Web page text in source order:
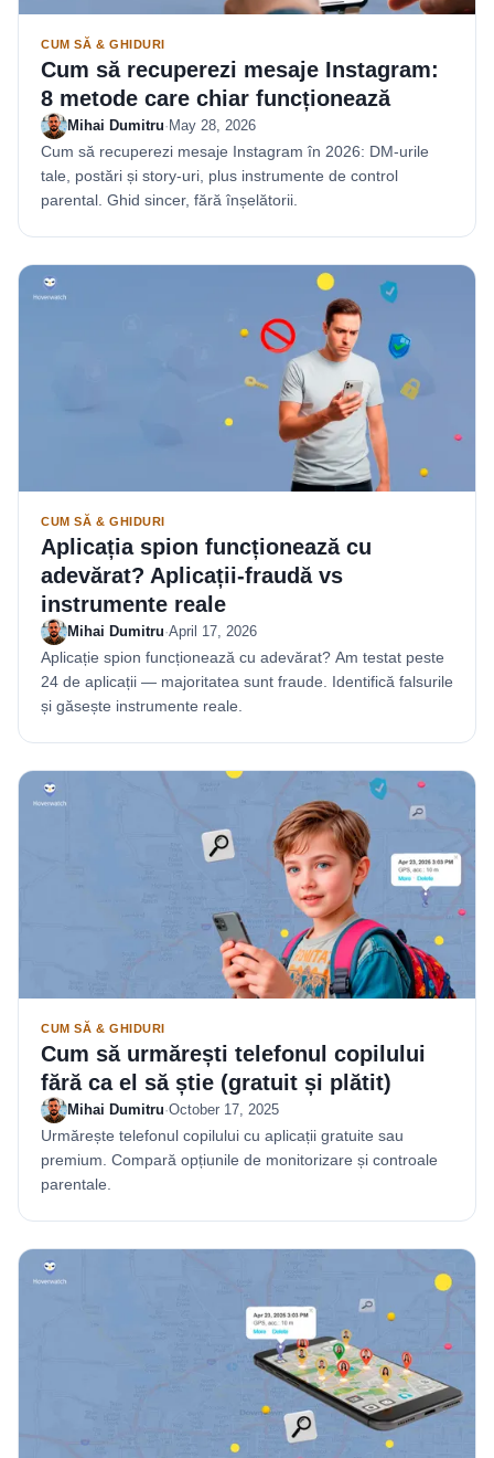
CUM SĂ & GHIDURI
Cum să recuperezi mesaje Instagram:
8 metode care chiar funcționează
Mihai Dumitru· May 28, 2026
Cum să recuperezi mesaje Instagram în 2026: DM-urile
tale, postări și story-uri, plus instrumente de control
parental. Ghid sincer, fără înșelătorii.
CUM SĂ & GHIDURI
Aplicația spion funcționează cu
adevărat? Aplicații-fraudă vs
instrumente reale
Mihai Dumitru·April 17, 2026
Aplicație spion funcționează cu adevărat? Am testat peste
24 de aplicații — majoritatea sunt fraude. Identifică falsurile
și găsește instrumente reale.
CUM SĂ & GHIDURI
Cum să urmărești telefonul copilului
fără ca el să știe (gratuit și plătit)
Mihai Dumitru·October 17, 2025
Urmărește telefonul copilului cu aplicații gratuite sau
premium. Compară opțiunile de monitorizare și controale
parentale.